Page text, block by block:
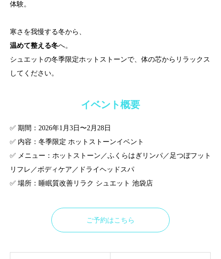
体験。
寒さを我慢する冬から、
温めて整える冬へ。
シュエットの冬季限定ホットストーンで、体の芯からリラックス
してください。
イベント概要
✅ 期間：2026年1月3日〜2月28日
✅ 内容：冬季限定 ホットストーンイベント
✅ メニュー：ホットストーン／ふくらはぎリンパ／足つぼフット
リフレ／ボディケア／ドライヘッドスパ
✅ 場所：睡眠質改善リラク シュエット 池袋店
ご予約はこちら